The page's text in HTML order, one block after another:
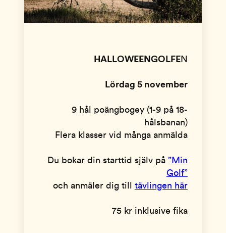
HALLOWEENGOLFEN
Lördag 5 november
9 hål poängbogey (1-9 på 18-
hålsbanan)
Flera klasser vid många anmälda
Du bokar din starttid själv på ”Min
Golf”
och anmäler dig till tävlingen här
75 kr inklusive fika